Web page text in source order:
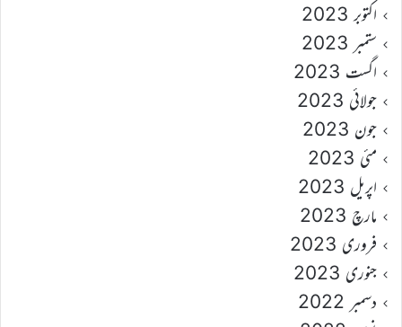
اکتوبر 2023
ستمبر 2023
اگست 2023
جولائی 2023
جون 2023
مئی 2023
اپریل 2023
مارچ 2023
فروری 2023
جنوری 2023
دسمبر 2022